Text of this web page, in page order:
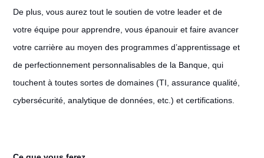
De plus, vous aurez tout le soutien de votre leader et de
votre équipe pour apprendre, vous épanouir et faire avancer
votre carrière au moyen des programmes d’apprentissage et
de perfectionnement personnalisables de la Banque, qui
touchent à toutes sortes de domaines (TI, assurance qualité,
cybersécurité, analytique de données, etc.) et certifications.